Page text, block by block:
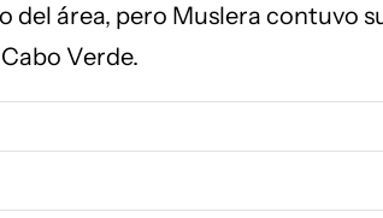
del área, pero Muslera contuvo
Verde.